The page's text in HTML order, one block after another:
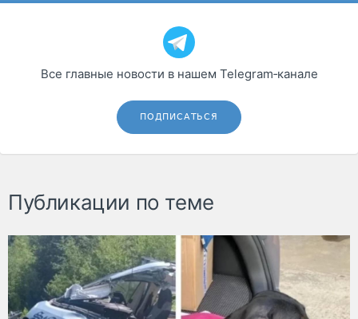
Все главные новости в нашем Telegram‑канале
ПОДПИСАТЬСЯ
Публикации по теме